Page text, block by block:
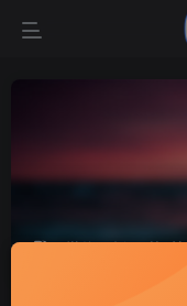
微信更新 共0篇